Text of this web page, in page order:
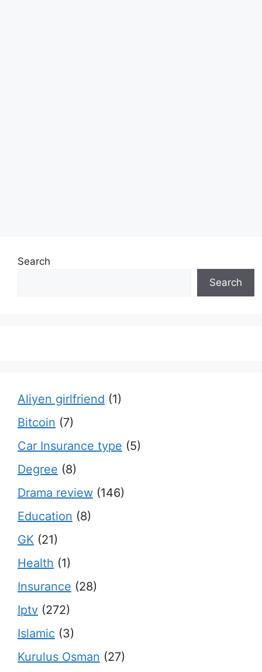
Search
Search
Aliyen girlfriend (1)
Bitcoin (7)
Car Insurance type (5)
Degree (8)
Drama review (146)
Education (8)
GK (21)
Health (1)
Insurance (28)
Iptv (272)
Islamic (3)
Kurulus Osman (27)